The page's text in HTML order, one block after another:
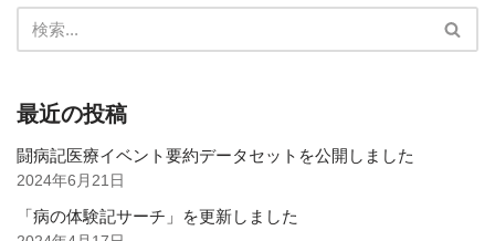
最近の投稿
闘病記医療イベント要約データセットを公開しました
2024年6月21日
「病の体験記サーチ」を更新しました